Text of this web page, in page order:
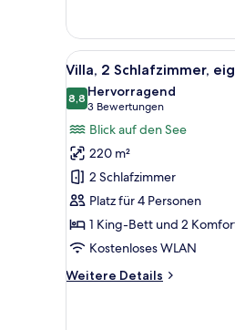
Garden)
Alle
Fotos
für
Villa,
2 Schlafzimmer,
eigener
Pool
(The
Level)
anzeigen
12
Villa, 2 Schlafzimmer,
8,88,8 von 10
Hervorragend
3 Bewertungen
(3
Bewertungen)
Blick auf den See
220 m²
2 Schlafzimmer
Platz für 4 Personen
1 King-Bett und 2
Kostenloses WLAN
Weitere Details
Weitere